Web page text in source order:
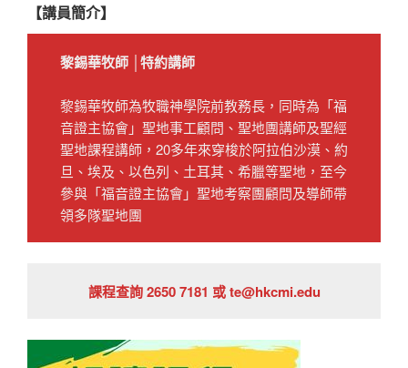
【講員簡介】
黎錫華牧師 │特約講師
黎錫華牧師為牧職神學院前教務長，同時為「福
音證主協會」聖地事工顧問、聖地團講師及聖經
聖地課程講師，20多年來穿梭於阿拉伯沙漠、約
旦、埃及、以色列、土耳其、希臘等聖地，至今
參與「福音證主協會」聖地考察團顧問及導師帶
領多隊聖地團
課程查詢 2650 7181 或 te@hkcmi.edu